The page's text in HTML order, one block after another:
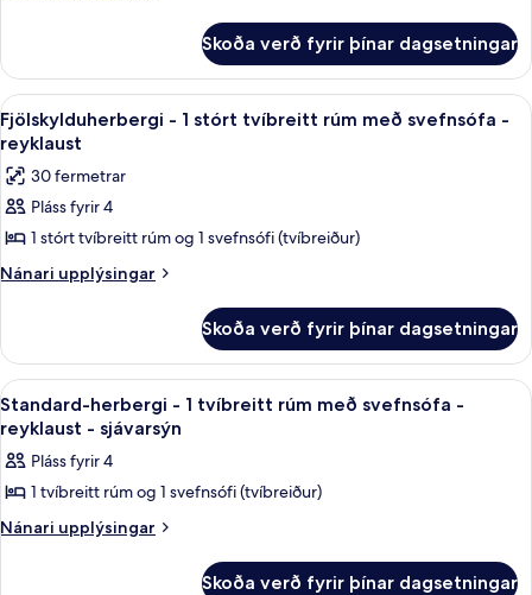
rúm
með
svefnsófa
-
reyklaust
(Bridge
View)
herbergi
1
stórt
tvíbreitt
rúm
með
svefnsófa
-
reyklaust
(Bridge
Skoða verð fyrir þínar dagsetningar
Skoða
allar
myndir
fyrir
Fjölskylduherbergi
-
1
rúm
með
svefnsófa
-
reyklaust
Öryggishólf í herbergi,
4
Fjölskylduherbergi - 1 stórt tvíbreitt rúm með svefnsófa -
reyklaust
30 fermetrar
Pláss fyrir 4
1 stórt tvíbreitt rúm og 1 svefnsófi (tvíbreiður)
Nánari upplýsingar
Nánari
-
stórt
tvíbreitt
rúm
með
svefnsófa
reyklaust
Skoða verð fyrir þínar dagsetningar
Skoða
allar
myndir
fyrir
Standard-
herbergi
Öryggishólf í herbergi,
4
Standard-herbergi - 1 tvíbreitt rúm með svefnsófa -
reyklaust - sjávarsýn
Pláss fyrir 4
1 tvíbreitt rúm og 1 svefnsófi (tvíbreiður)
Nánari upplýsingar
Nánari
Skoða verð fyrir þínar dagsetningar